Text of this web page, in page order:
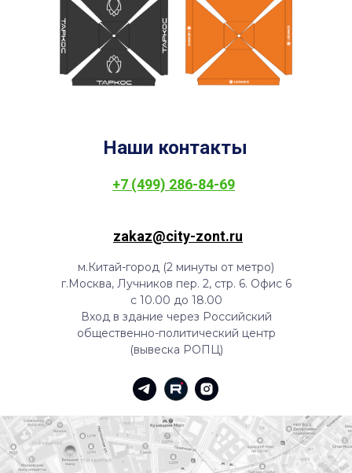
м.Китай-город (2 минуты от метро)
г.Москва, Лучников пер. 2, стр. 6. Офис 6
с 10.00 до 18.00
Вход в здание через Российский
общественно-политический центр
(вывеска РОПЦ)
Наши контакты
zakaz@city-zont.ru
+7 (499) 286-84-69